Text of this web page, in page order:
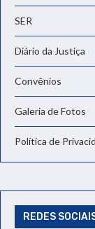
SER
Diário da Justiça
Convênios
Galeria de Fotos
Política de
REDES